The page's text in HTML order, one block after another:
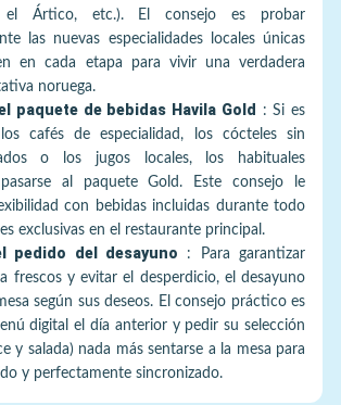
el Ártico, etc.). El consejo es probar
las nuevas especialidades locales únicas
en cada etapa para vivir una verdadera
noruega.
paquete de bebidas Havila Gold :Si es
cafés de especialidad, los cócteles sin
o los jugos locales, los habituales
al paquete Gold. Este consejo le
con bebidas incluidas durante todo
exclusivas en el restaurante principal.
pedido del desayuno :
Para garantizar
frescos y evitar el desperdicio, el desayuno
según sus deseos. El consejo práctico es
digital el día anterior y pedir su selección
y salada) nada más sentarse a la mesa para
y perfectamente sincronizado.